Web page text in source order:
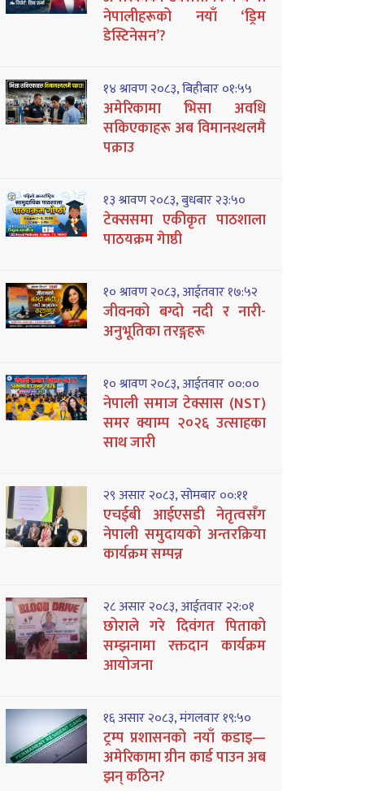
नेपालीहरूको नयाँ ‘ड्रिम
डेस्टिनेसन’?
१४ श्रावण २०८३, बिहीबार ०१:५५
अमेरिकामा भिसा अवधि
सकिएकाहरू अब विमानस्थलमै
पक्राउ
१३ श्रावण २०८३, बुधबार २३:५०
टेक्ससमा एकीकृत पाठशाला
पाठयक्रम गेाष्ठी
१० श्रावण २०८३, आईतवार १७:५२
जीवनको बग्दो नदी र नारी-
अनुभूतिका तरङ्गहरू
१० श्रावण २०८३, आईतवार ००:००
नेपाली समाज टेक्सास (NST)
समर क्याम्प २०२६ उत्साहका
साथ जारी
२९ असार २०८३, सोमबार ००:११
एचईबी आईएसडी नेतृत्वसँग
नेपाली समुदायको अन्तरक्रिया
कार्यक्रम सम्पन्न
२८ असार २०८३, आईतवार २२:०१
छोराले गरे दिवंगत पिताको
सम्झनामा रक्तदान कार्यक्रम
आयोजना
१६ असार २०८३, मंगलवार १९:५०
ट्रम्प प्रशासनको नयाँ कडाइ—
अमेरिकामा ग्रीन कार्ड पाउन अब
झन् कठिन?